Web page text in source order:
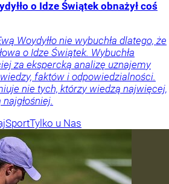
o Idze Świątek obnażył coś
Woydyłło nie wybuchła dlatego, że
o Idze Świątek. Wybuchła
za ekspercką analizę uznajemy
faktów i odpowiedzialności.
nie tych, którzy wiedzą najwięcej,
SportTylko u Nas